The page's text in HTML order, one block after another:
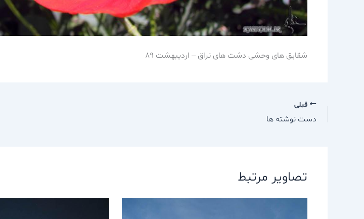
شقایق های وحشی دشت های نراق – اردیبهشت 89
قبلی
دست نوشته ها
تصاویر مرتبط